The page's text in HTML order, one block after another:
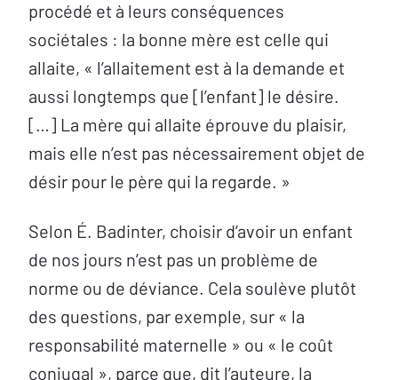
procédé et à leurs conséquences
sociétales : la bonne mère est celle qui
allaite, « l’allaitement est à la demande et
aussi longtemps que [l’enfant] le désire.
[…] La mère qui allaite éprouve du plaisir,
mais elle n’est pas nécessairement objet de
désir pour le père qui la regarde. »
Selon É. Badinter, choisir d’avoir un enfant
de nos jours n’est pas un problème de
norme ou de déviance. Cela soulève plutôt
des questions, par exemple, sur « la
responsabilité maternelle » ou « le coût
conjugal », parce que, dit l’auteure, la